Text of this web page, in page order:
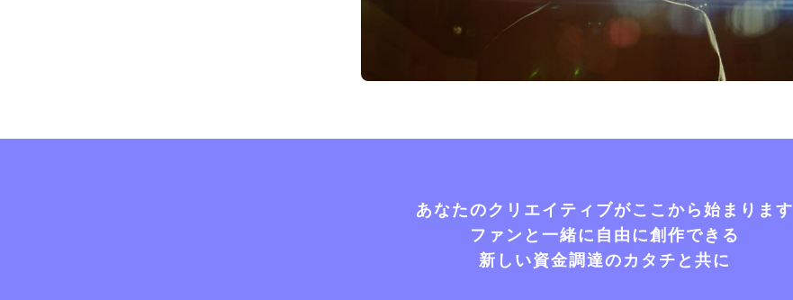
あなたのクリエイティブがここから始まります
ファンと一緒に自由に創作できる
新しい資金調達のカタチと共に